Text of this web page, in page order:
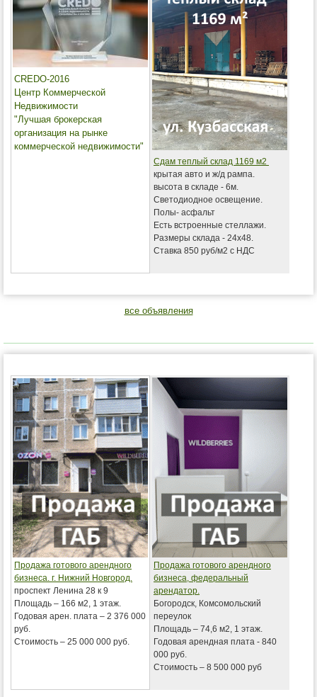
CREDO-2016
Центр Коммерческой
Недвижимости
"Лучшая брокерская
организация на рынке
коммерческой недвижимости"
Сдам теплый склад 1169 м2
крытая авто и ж/д рампа.
высота в складе - 6м.
Светодиодное освещение.
Полы- асфальт
Есть встроенные стеллажи.
Размеры склада - 24х48.
Ставка 850 руб/м2 с НДС
все объявления
Продажа готового арендного
бизнеса. г. Нижний Новгород.
проспект Ленина 28 к 9
Площадь – 166 м2, 1 этаж.
Годовая арен. плата – 2 376 000
руб.
Стоимость – 25 000 000 руб.
Продажа готового арендного
бизнеса, федеральный
арендатор.
Богородск, Комсомольский
переулок
Площадь – 74,6 м2, 1 этаж.
Годовая арендная плата - 840
000 руб.
Стоимость – 8 500 000 руб